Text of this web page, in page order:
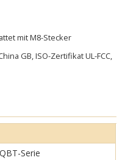
mit M8-Stecker
GB, ISO-Zertifikat UL-FCC,
Serie